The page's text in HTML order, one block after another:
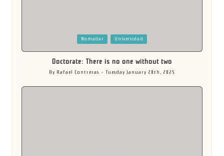
Nomadar Universidad
Doctorate: There is no one without two
Posted
by
By Rafael Contreras Tuesday January 28th, 2025